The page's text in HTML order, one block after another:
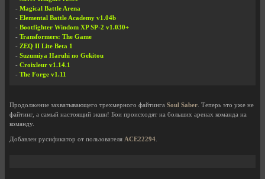
- Magical Battle Arena
- Elemental Battle Academy v1.04b
- Bootfighter Windom XP SP-2 v1.030+
- Transformers: The Game
- ZEQ II Lite Beta 1
- Suzumiya Haruhi no Gekitou
- Croixleur v1.14.1
- The Forge v1.11
Продолжение захватывающего трехмерного файтинга Soul Saber . Теперь это уже не
файтинг, а самый настоящий экшн! Бои происходят на больших аренах команда на
команду.
Добавлен русификатор от пользователя ACE22294